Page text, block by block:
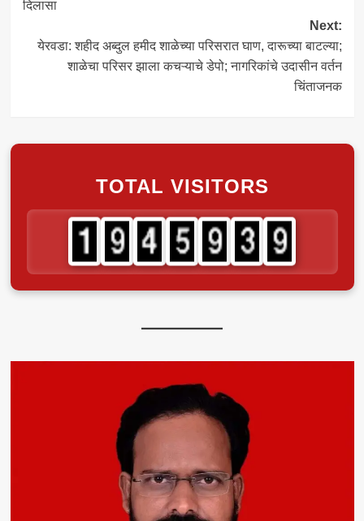
दिलासा
Next:
येरवडा: शहीद अब्दुल हमीद शाळेच्या परिसरात घाण, दारूच्या बाटल्या;
शाळेचा परिसर झाला कचऱ्याचे डेपो; नागरिकांचे उदासीन वर्तन
चिंताजनक
TOTAL VISITORS